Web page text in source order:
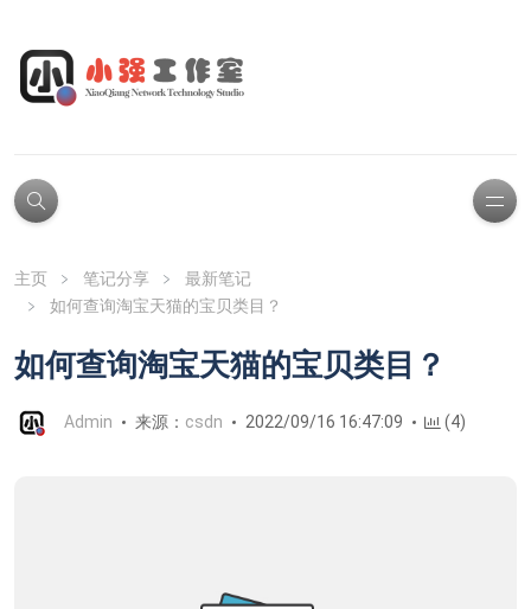
主页 笔记分享
最新笔记
如何查询淘宝天猫的宝贝类目？
如何查询淘宝天猫的宝贝类目？
Admin 来源： csdn 2022/09/16 16:47:09 (4)